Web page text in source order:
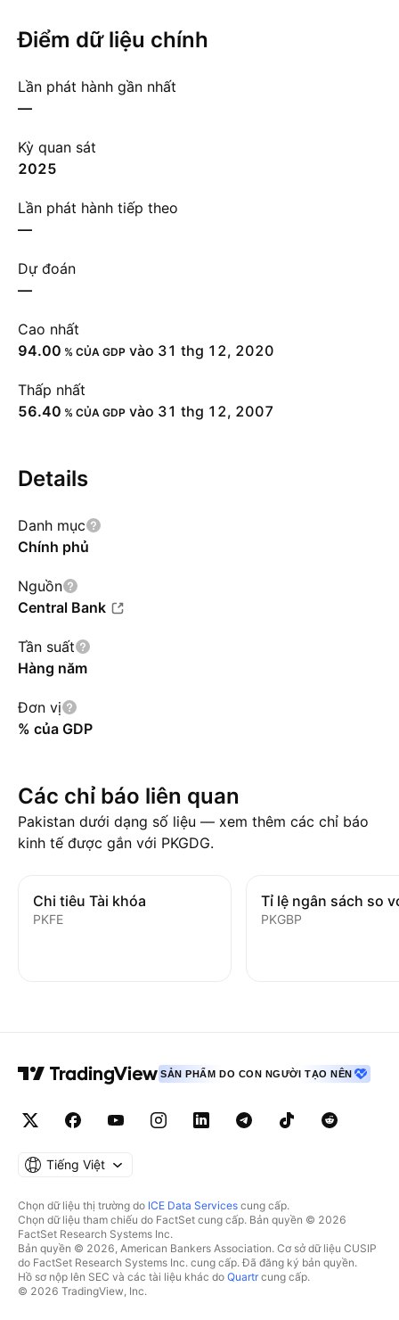
Điểm dữ liệu chính
Lần phát hành gần nhất
—
Kỳ quan sát
2025
Lần phát hành tiếp theo
—
Dự đoán
—
Cao nhất
94.00 % CỦA GDP vào 31 thg 12, 2020
Thấp nhất
56.40 % CỦA GDP vào 31 thg 12, 2007
Details
Danh mục
Chính phủ
Nguồn
Central Bank
Tần suất
Hàng năm
Đơn vị
% của GDP
Các chỉ báo liên quan
Pakistan dưới dạng số liệu — xem thêm các chỉ báo
kinh tế được gắn với PKGDG.
Chi tiêu Tài khóa
PKFE PKGBP
SẢN PHẨM DO CON NGƯỜI TẠO NÊN
Tiếng Việt
Chọn dữ liệu thị trường do ICE Data Services cung cấp.
Chọn dữ liệu tham chiếu do FactSet cung cấp. Bản quyền © 2026
FactSet Research Systems Inc.
Bản quyền © 2026, American Bankers Association. Cơ sở dữ liệu CUSIP
do FactSet Research Systems Inc. cung cấp. Đã đăng ký bản quyền.
Hồ sơ nộp lên SEC và các tài liệu khác do Quartrcung cấp.
© 2026 TradingView, Inc.